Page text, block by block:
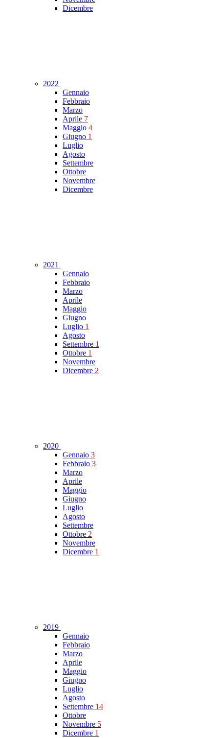
Dicembre
2022
Gennaio
Febbraio
Marzo
Aprile 7
Maggio 4
Giugno 1
Luglio
Agosto
Settembre
Ottobre
Novembre
Dicembre
2021
Gennaio
Febbraio
Marzo
Aprile
Maggio
Giugno
Luglio 1
Agosto
Settembre 1
Ottobre 1
Novembre
Dicembre 2
2020
Gennaio 3
Febbraio 3
Marzo
Aprile
Maggio
Giugno
Luglio
Agosto
Settembre
Ottobre 2
Novembre
Dicembre 1
2019
Gennaio
Febbraio
Marzo
Aprile
Maggio
Giugno
Luglio
Agosto
Settembre 14
Ottobre
Novembre 5
Dicembre 1